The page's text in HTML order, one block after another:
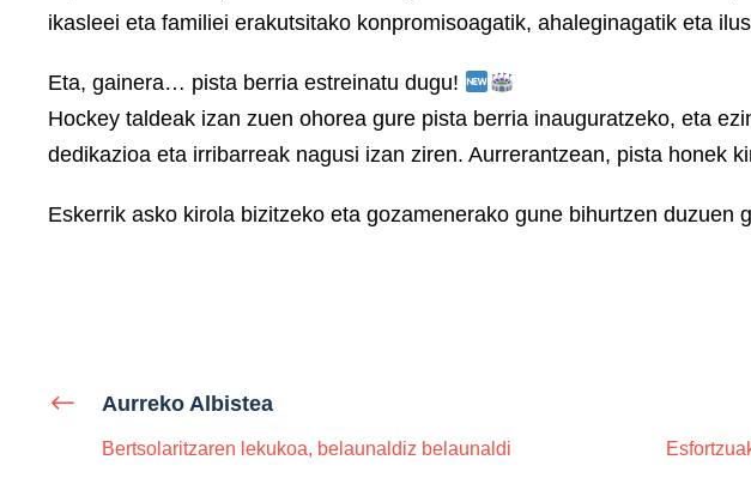
ikasleei eta familiei erakutsitako konpromisoagatik, ahaleginagatik eta
Eta, gainera… pista berria estreinatu dugu!
Hockey taldeak izan zuen ohorea gure pista berria inauguratzeko, eta
dedikazioa eta irribarreak nagusi izan ziren. Aurrerantzean, pista honek
Eskerrik asko kirola bizitzeko eta gozamenerako gune bihurtzen duzuen
Aurreko Albistea
Bertsolaritzaren lekukoa, belaunaldiz belaunaldi